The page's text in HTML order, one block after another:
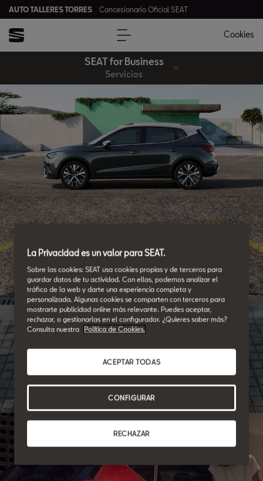
AUTO TALLERES TORRES Concesionario Oficial SEAT
Cookies
SEAT for Business
Servicios
SEAT for Business
Seamos socios.
Cubrimos las necesidades de movilidad de tu empresa
La Privacidad es un valor para SEAT.
Sobre las cookies: SEAT usa cookies propias y de terceros para
guardar datos de tu actividad. Con ellas, podemos analizar el
tráfico de la web y darte una experiencia completa y
personalizada. Algunas cookies se comparten con terceros para
mostrarte publicidad online más relevante. Puedes aceptar,
rechazar, o gestionarlas en el configurador. ¿Quieres saber más?
Consulta nuestra
Política de Cookies.
RECHAZAR
ACEPTAR TODAS
CONFIGURAR